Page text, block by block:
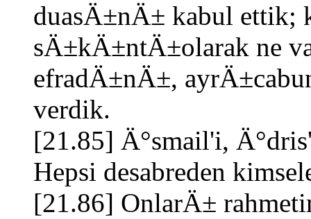
duasÄ±nÄ± kabul ettik;
sÄ±kÄ±ntÄ±olarak ne
efradÄ±nÄ±,
verdik.
[21.85] Ä°smail'i,
Hepsi desabreden
[21.86] OnlarÄ±